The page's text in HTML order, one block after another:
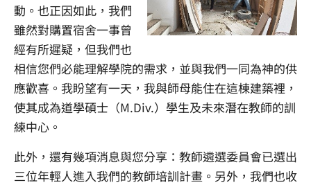
動。也正因如此，我們
雖然對購置宿舍一事曾
經有所遲疑，但我們也
相信您們必能理解學院的需求，並與我們一同為神的供
應歡喜。我盼望有一天，我與師母能住在這棟建築裡，
使其成為道學碩士（M.Div.）學生及未來潛在教師的訓
練中心。
此外，還有幾項消息與您分享：教師遴選委員會已選出
三位年輕人進入我們的教師培訓計畫。另外，我們也收